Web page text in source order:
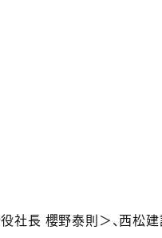
社長 櫻野泰則＞、西松